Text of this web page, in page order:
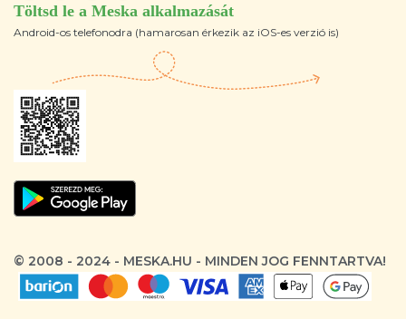
Töltsd le a Meska alkalmazását
Android-os telefonodra (hamarosan érkezik az iOS-es verzió is)
© 2008 - 2024 - MESKA.HU - MINDEN JOG FENNTARTVA!